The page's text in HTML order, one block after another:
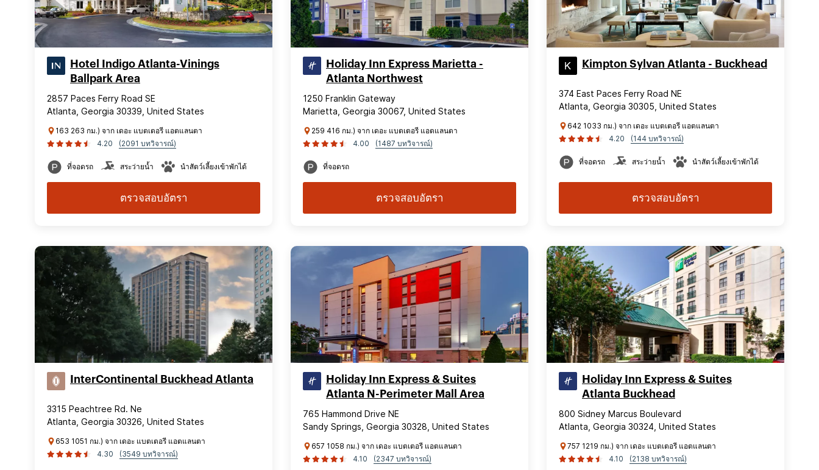
Hotel Indigo Atlanta-Vinings
Ballpark Area
2857 Paces Ferry Road SE
Atlanta, Georgia 30339, United States
163 263 กม.) จาก เดอะ แบตเตอรี แอตแลนตา
4.20
(2091 บทวิจารณ์)
ที่จอดรถ สระว่ายน้ำ นำสัตว์เลี้ยงเข้าพักได้
ตรวจสอบอัตรา
Holiday Inn Express Marietta -
Atlanta Northwest
1250 Franklin Gateway
Marietta, Georgia 30067, United States
259 416 กม.) จาก เดอะ แบตเตอรี แอตแลนตา
4.00
(1487 บทวิจารณ์)
ที่จอดรถ
ตรวจสอบอัตรา
Kimpton Sylvan Atlanta - Buckhead
374 East Paces Ferry Road NE
Atlanta, Georgia 30305, United States
642 1033 กม.) จาก เดอะ แบตเตอรี แอตแลนตา
4.20
(144 บทวิจารณ์)
ที่จอดรถ สระว่ายน้ำ นำสัตว์เลี้ยงเข้าพักได้
ตรวจสอบอัตรา
InterContinental Buckhead Atlanta
3315 Peachtree Rd. Ne
Atlanta, Georgia 30326, United States
653 1051 กม.) จาก เดอะ แบตเตอรี แอตแลนตา
4.30
(3549 บทวิจารณ์)
Holiday Inn Express & Suites
Atlanta N-Perimeter Mall Area
765 Hammond Drive NE
Sandy Springs, Georgia 30328, United States
657 1058 กม.) จาก เดอะ แบตเตอรี แอตแลนตา
4.10
(2347 บทวิจารณ์)
Holiday Inn Express & Suites
Atlanta Buckhead
800 Sidney Marcus Boulevard
Atlanta, Georgia 30324, United States
757 1219 กม.) จาก เดอะ แบตเตอรี แอตแลนตา
4.10
(2138 บทวิจารณ์)